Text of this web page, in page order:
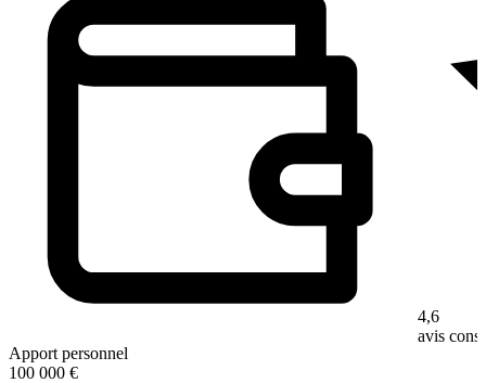
Apport personnel
100 000 €
4,6
avis